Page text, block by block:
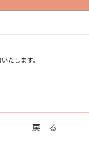
たします。
戻 る